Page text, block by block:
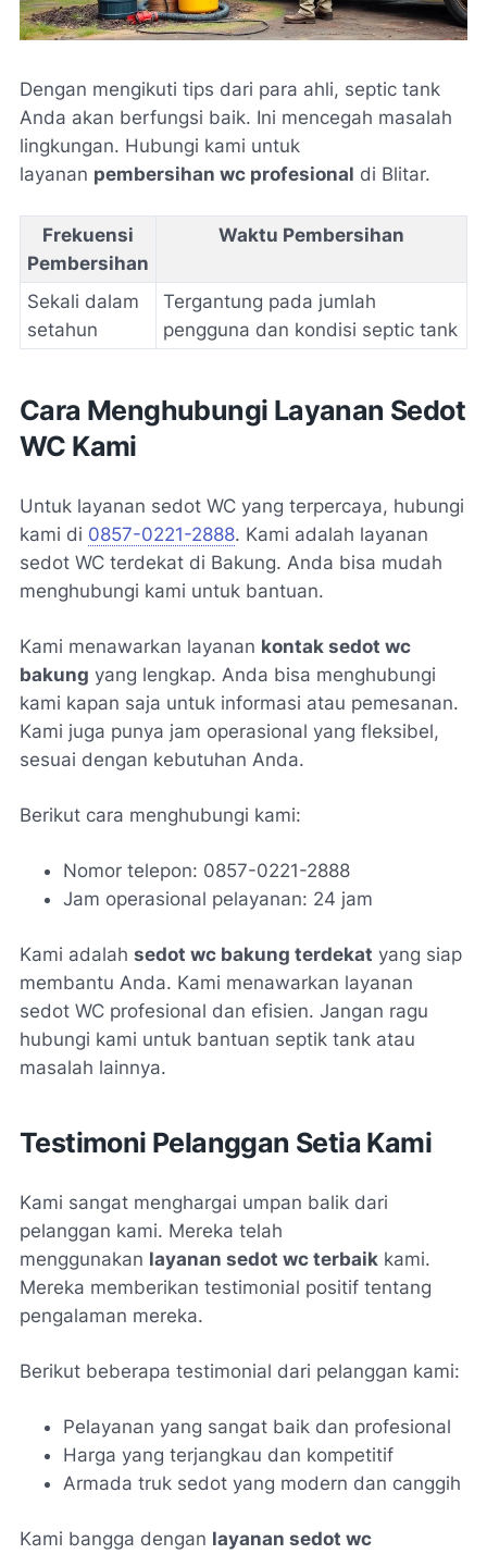
Dengan mengikuti tips dari para ahli, septic tank
Anda akan berfungsi baik. Ini mencegah masalah
lingkungan. Hubungi kami untuk
layanan pembersihan wc profesional di Blitar.
Frekuensi
Pembersihan
Waktu Pembersihan
Sekali dalam
setahun
Tergantung pada jumlah
pengguna dan kondisi septic tank
Cara Menghubungi Layanan Sedot
WC Kami
Untuk layanan sedot WC yang terpercaya, hubungi
kami di 0857-0221-2888. Kami adalah layanan
sedot WC terdekat di Bakung. Anda bisa mudah
menghubungi kami untuk bantuan.
Kami menawarkan layanan kontak sedot wc
bakung yang lengkap. Anda bisa menghubungi
kami kapan saja untuk informasi atau pemesanan.
Kami juga punya jam operasional yang fleksibel,
sesuai dengan kebutuhan Anda.
Berikut cara menghubungi kami:
Nomor telepon: 0857-0221-2888
Jam operasional pelayanan: 24 jam
Kami adalah sedot wc bakung terdekat yang siap
membantu Anda. Kami menawarkan layanan
sedot WC profesional dan efisien. Jangan ragu
hubungi kami untuk bantuan septik tank atau
masalah lainnya.
Testimoni Pelanggan Setia Kami
Kami sangat menghargai umpan balik dari
pelanggan kami. Mereka telah
menggunakan layanan sedot wc terbaik kami.
Mereka memberikan testimonial positif tentang
pengalaman mereka.
Berikut beberapa testimonial dari pelanggan kami:
Pelayanan yang sangat baik dan profesional
Harga yang terjangkau dan kompetitif
Armada truk sedot yang modern dan canggih
Kami bangga dengan layanan sedot wc